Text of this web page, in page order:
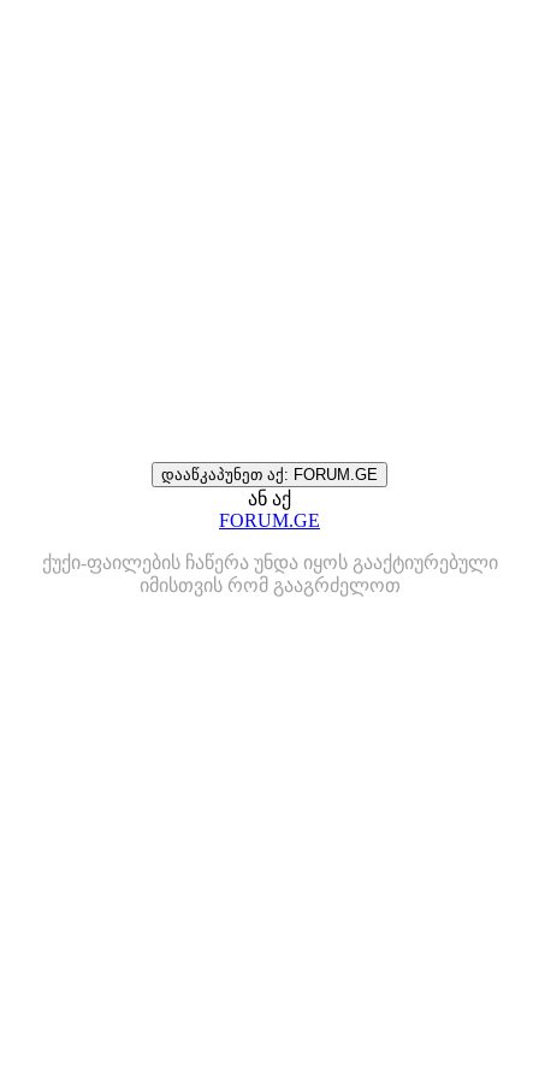
დააწკაპუნეთ აქ: FORUM.GE
ან აქ
FORUM.GE
ქუქი-ფაილების ჩაწერა უნდა იყოს გააქტიურებული
იმისთვის რომ გააგრძელოთ